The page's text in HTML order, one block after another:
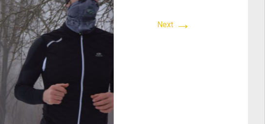
Next →